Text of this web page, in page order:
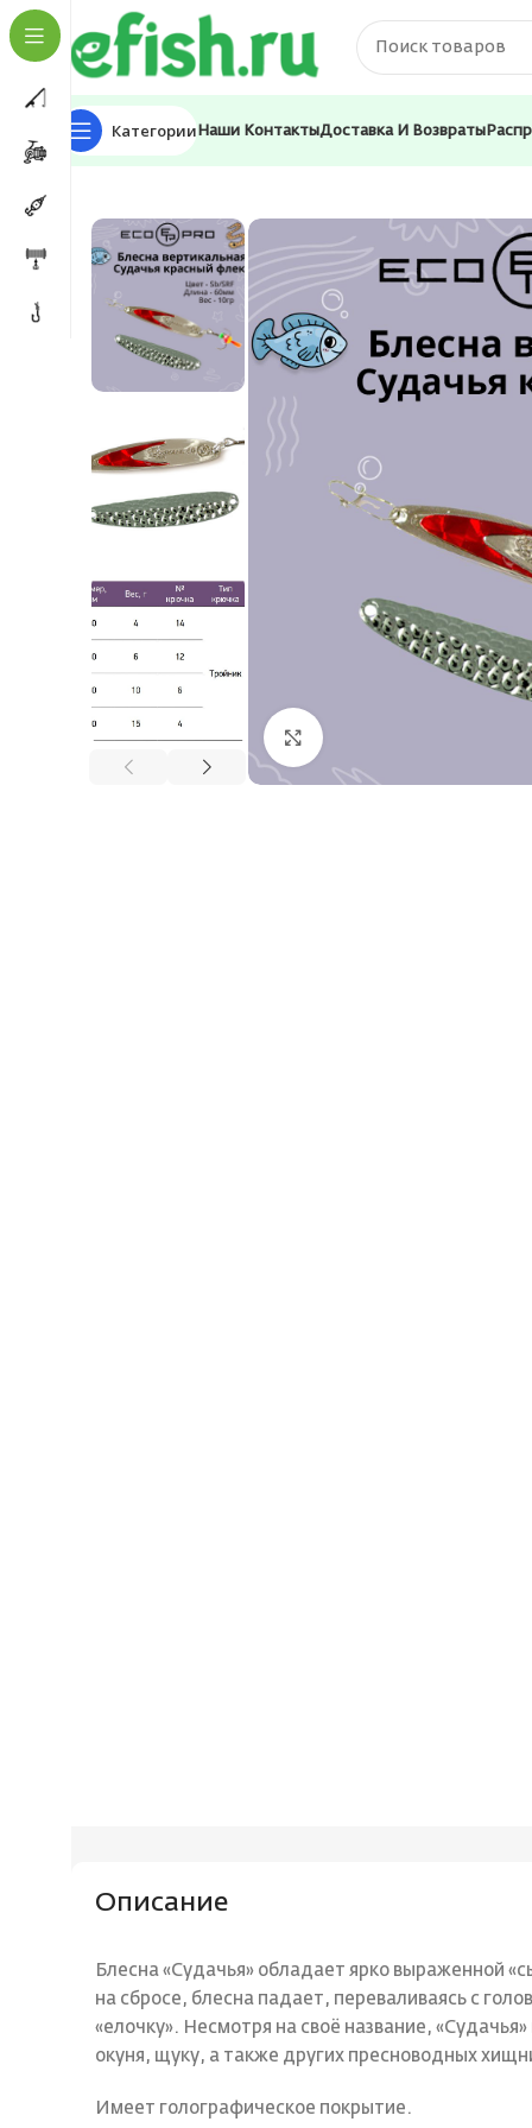
Категории Наши КонтактыДоставка И Возвраты
Главная Приманки
Описание
Блесна «Судачья» обладает ярко выраженной
на сбросе, блесна падает, переваливаясь с
«елочку». Несмотря на своё название,
окуня, щуку, а также других пресноводных
Имеет голографическое покрытие.